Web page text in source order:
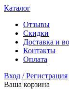
Каталог
Отзывы
Скидки
Доставка и
Контакты
Оплата
Вход / Регистрация
Ваша корзина